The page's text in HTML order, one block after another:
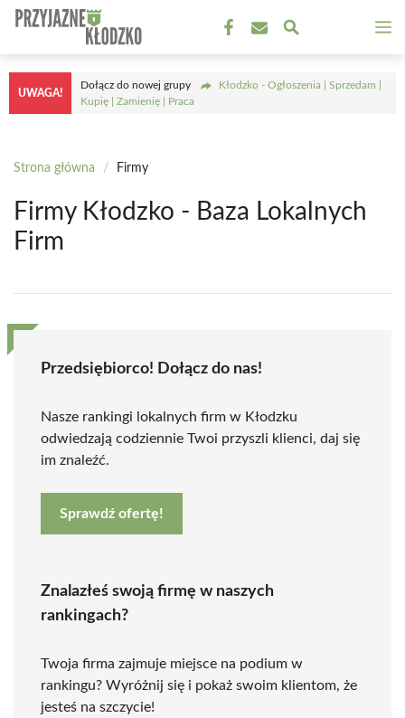
Przejdź
treści
UWAGA!
Dołącz do nowej grupy
Kłodzko - Ogłoszenia | Sprzedam |
Kupię | Zamienię | Praca
Strona główna / Firmy
Firmy Kłodzko - Baza Lokalnych
Firm
Przedsiębiorco! Dołącz do nas!
Nasze rankingi lokalnych firm w Kłodzku
odwiedzają codziennie Twoi przyszli klienci, daj się
im znaleźć.
Sprawdź ofertę!
Znalazłeś swoją firmę w naszych
rankingach?
Twoja firma zajmuje miejsce na podium w
rankingu? Wyróżnij się i pokaż swoim klientom, że
jesteś na szczycie!